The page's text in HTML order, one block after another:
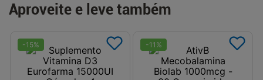
Aproveite e leve também
-15% -11 %